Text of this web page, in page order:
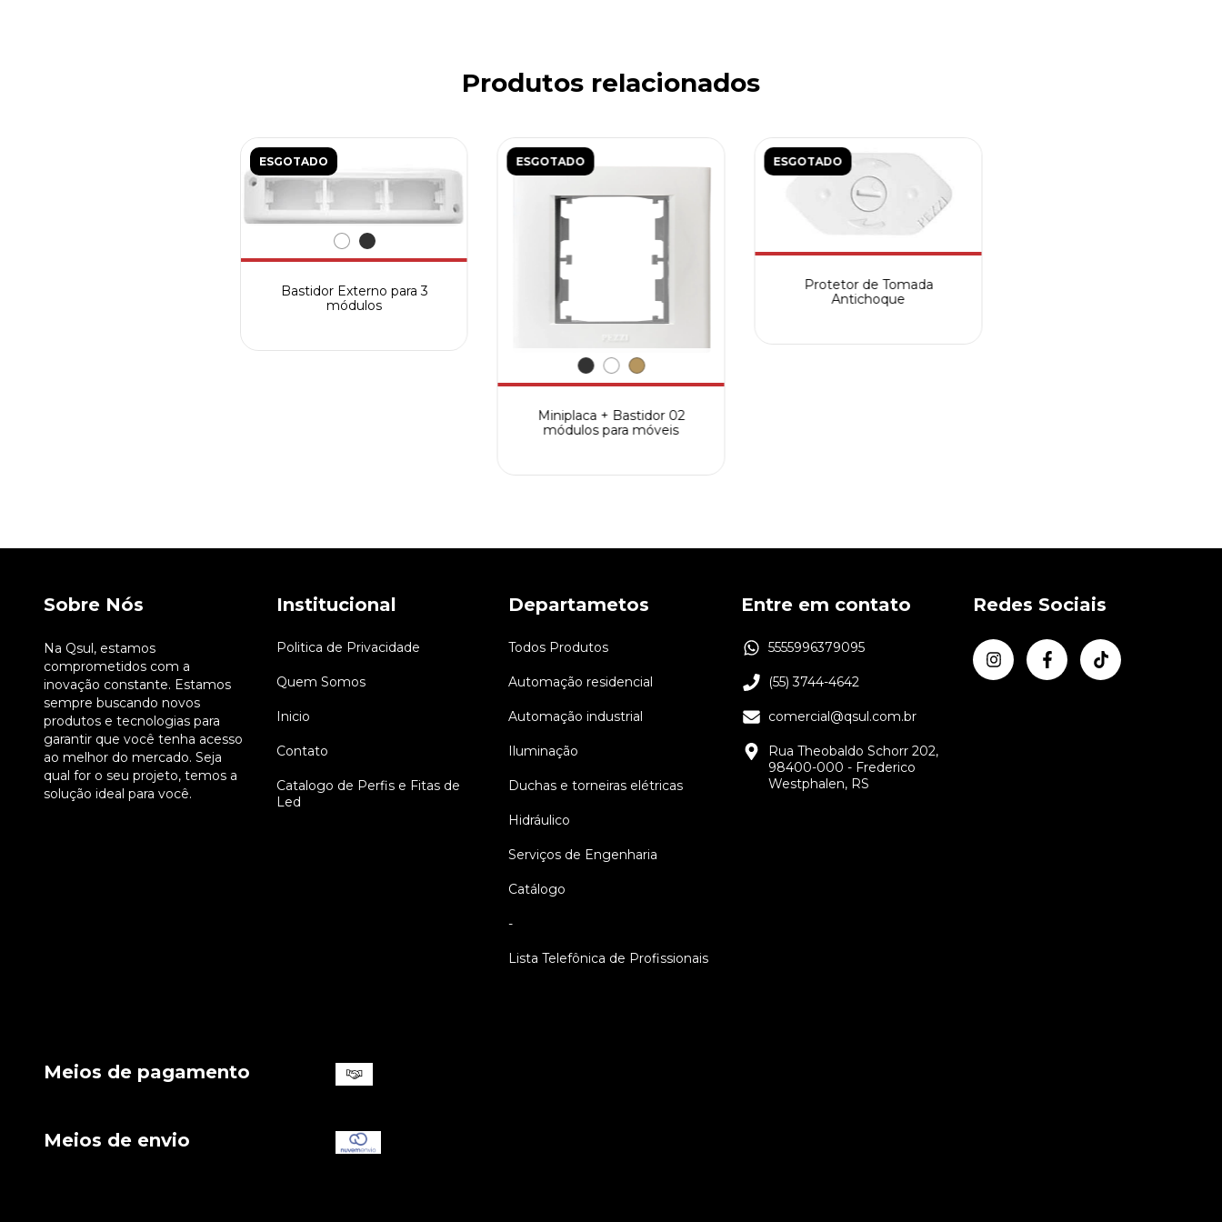
Produtos relacionados
ESGOTADO
Bastidor Externo para 3
módulos
ESGOTADO
Miniplaca + Bastidor 02
módulos para móveis
ESGOTADO
Protetor de Tomada
Antichoque
Sobre Nós
Na Qsul, estamos
comprometidos com a
inovação constante. Estamos
sempre buscando novos
produtos e tecnologias para
garantir que você tenha acesso
ao melhor do mercado. Seja
qual for o seu projeto, temos a
solução ideal para você.
Institucional
Politica de Privacidade
Quem Somos
Inicio
Contato
Catalogo de Perfis e Fitas de
Led
Departametos
Todos Produtos
Automação residencial
Automação industrial
Iluminação
Duchas e torneiras elétricas
Hidráulico
Serviços de Engenharia
Catálogo
-
Lista Telefônica de Profissionais
Entre em contato
5555996379095
(55) 3744-4642
comercial@qsul.com.br
Rua Theobaldo Schorr 202,
98400-000 - Frederico
Westphalen, RS
Redes Sociais
Meios de pagamento
Meios de envio